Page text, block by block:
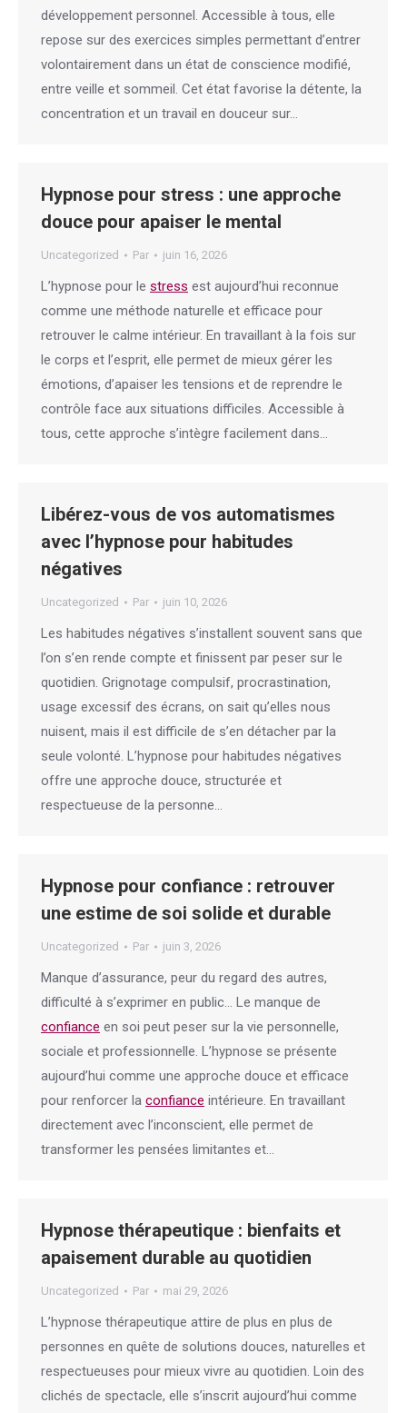
développement personnel. Accessible à tous, elle
repose sur des exercices simples permettant d’entrer
volontairement dans un état de conscience modifié,
entre veille et sommeil. Cet état favorise la détente, la
concentration et un travail en douceur sur…
Hypnose pour stress : une approche
douce pour apaiser le mental
Uncategorized Par juin 16, 2026
L’hypnose pour le stress est aujourd’hui reconnue
comme une méthode naturelle et efficace pour
retrouver le calme intérieur. En travaillant à la fois sur
le corps et l’esprit, elle permet de mieux gérer les
émotions, d’apaiser les tensions et de reprendre le
contrôle face aux situations difficiles. Accessible à
tous, cette approche s’intègre facilement dans…
Libérez-vous de vos automatismes
avec l’hypnose pour habitudes
négatives
Uncategorized Par juin 10, 2026
Les habitudes négatives s’installent souvent sans que
l’on s’en rende compte et finissent par peser sur le
quotidien. Grignotage compulsif, procrastination,
usage excessif des écrans, on sait qu’elles nous
nuisent, mais il est difficile de s’en détacher par la
seule volonté. L’hypnose pour habitudes négatives
offre une approche douce, structurée et
respectueuse de la personne…
Hypnose pour confiance : retrouver
une estime de soi solide et durable
Uncategorized Par juin 3, 2026
Manque d’assurance, peur du regard des autres,
difficulté à s’exprimer en public… Le manque de
confiance en soi peut peser sur la vie personnelle,
sociale et professionnelle. L’hypnose se présente
aujourd’hui comme une approche douce et efficace
pour renforcer la confiance intérieure. En travaillant
directement avec l’inconscient, elle permet de
transformer les pensées limitantes et…
Hypnose thérapeutique : bienfaits et
apaisement durable au quotidien
Uncategorized Par mai 29, 2026
L’hypnose thérapeutique attire de plus en plus de
personnes en quête de solutions douces, naturelles et
respectueuses pour mieux vivre au quotidien. Loin des
clichés de spectacle, elle s’inscrit aujourd’hui comme